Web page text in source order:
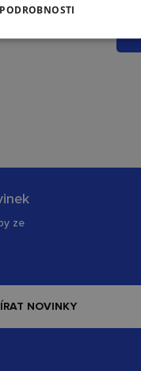
ze
NOVINKY